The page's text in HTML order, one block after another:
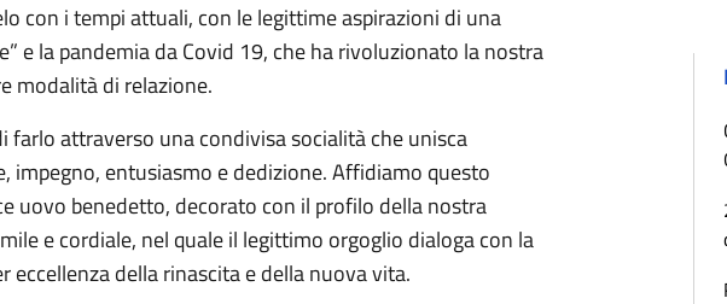
con i tempi attuali, con le legittime aspirazioni di una
e la pandemia da Covid 19, che ha rivoluzionato la nostra
modalità di relazione.
farlo attraverso una condivisa socialità che unisca
impegno, entusiasmo e dedizione. Affidiamo questo
uovo benedetto, decorato con il profilo della nostra
e cordiale, nel quale il legittimo orgoglio dialoga con la
eccellenza della rinascita e della nuova vita.